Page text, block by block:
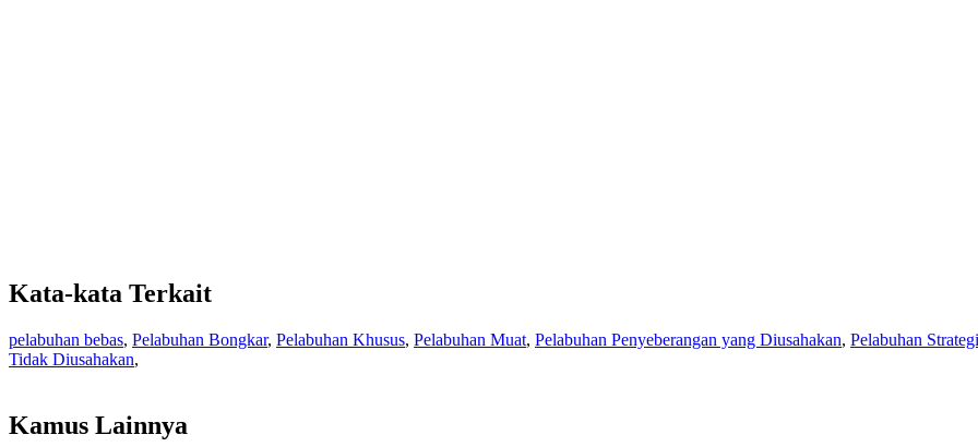
Kata-kata Terkait
pelabuhan bebas, Pelabuhan Bongkar, Pelabuhan Khusus, Pelabuhan Muat, Pelabuhan Penyeberangan yang Diusahakan, Pelabuhan
Tidak Diusahakan,
Kamus Lainnya